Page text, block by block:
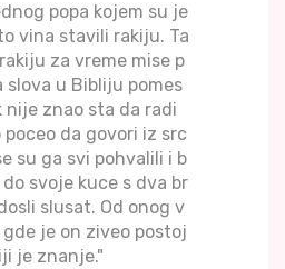
popa kojem su je
vina stavili rakiju. Ta
za vreme mise p
slova u Bibliju pomes
nije znao sta da radi
poceo da govori iz src
su ga svi pohvalili i b
svoje kuce s dva br
slusat. Od onog v
je on ziveo postoj
je znanje."